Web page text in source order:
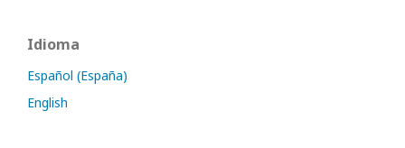
Idioma
Español (España)
English